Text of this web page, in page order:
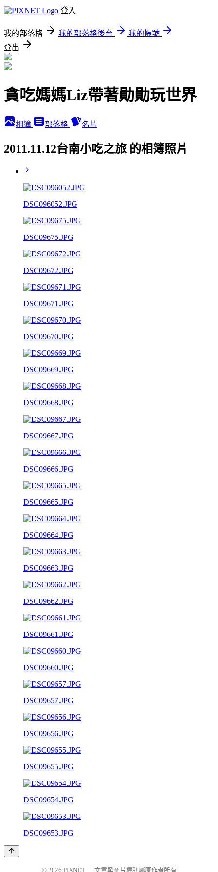
登入
我的部落格 我的部落格後台
我的帳號
登出
貪吃媽媽Liz帶著勛勛玩世界
相簿 部落格 名片
2011.11.12台南小吃之旅 的相簿照片
DSC096052.JPG
DSC09675.JPG
DSC09672.JPG
DSC09671.JPG
DSC09670.JPG
DSC09669.JPG
DSC09668.JPG
DSC09667.JPG
DSC09666.JPG
DSC09665.JPG
DSC09664.JPG
DSC09663.JPG
DSC09662.JPG
DSC09661.JPG
DSC09660.JPG
DSC09657.JPG
DSC09656.JPG
DSC09655.JPG
DSC09654.JPG
DSC09653.JPG
© 2026 PIXNET 文章與圖片權利屬原作者所有